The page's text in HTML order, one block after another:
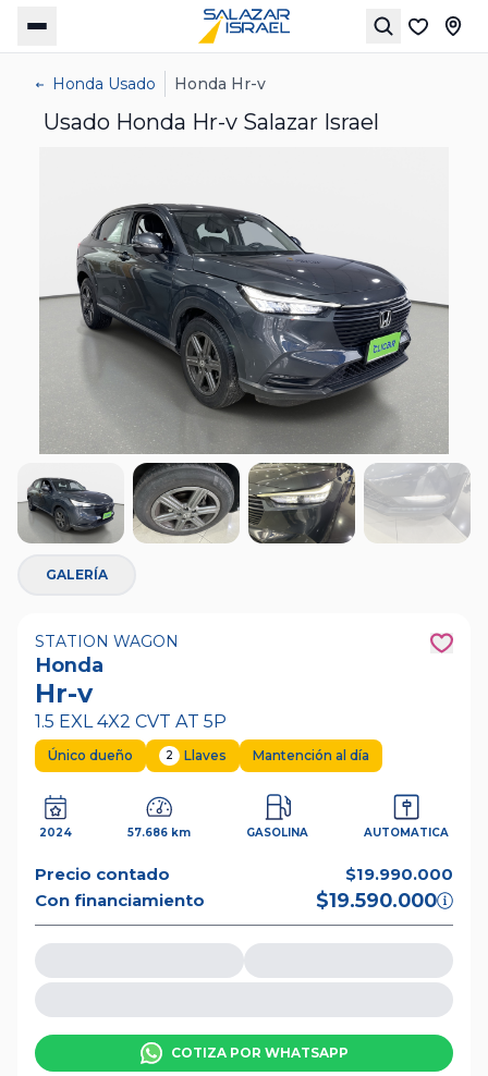
Honda Usado Honda Hr-v
Usado Honda Hr-v Salazar Israel
GALERÍA
STATION WAGON
Honda
Hr-v
1.5 EXL 4X2 CVT AT 5P
Único dueño 2 Llaves Mantención al día
2024 57.686 km GASOLINA AUTOMATICA
Precio contado
$19.990.000
Con financiamiento
$19.590.000
COTIZA POR WHATSAPP